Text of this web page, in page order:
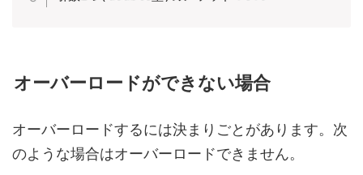
オーバーロードができない場合
オーバーロードするには決まりごとがあります。次
のような場合はオーバーロードできません。